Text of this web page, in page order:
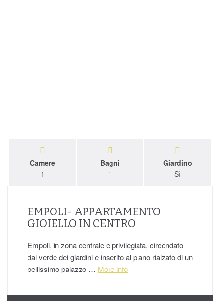
Camere
1
Bagni
1
Giardino
Sì
EMPOLI- APPARTAMENTO
GIOIELLO IN CENTRO
Empoli, in zona centrale e privilegiata, circondato
dal verde dei giardini e inserito al piano rialzato di un
bellissimo palazzo … More info